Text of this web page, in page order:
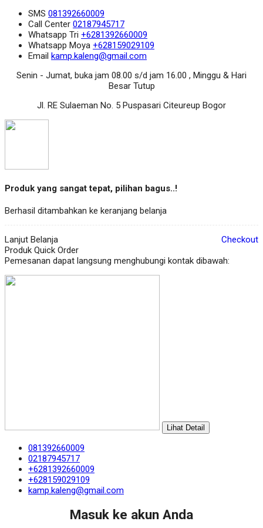
SMS 081392660009
Call Center 02187945717
Whatsapp Tri +6281392660009
Whatsapp Moya +628159029109
Email kamp.kaleng@gmail.com
Senin - Jumat, buka jam 08.00 s/d jam 16.00 , Minggu & Hari
Besar Tutup
Jl. RE Sulaeman No. 5 Puspasari Citeureup Bogor
Produk yang sangat tepat, pilihan bagus..!
Berhasil ditambahkan ke keranjang belanja
Lanjut Belanja
Checkout
Produk Quick Order
Pemesanan dapat langsung menghubungi kontak dibawah:
Lihat Detail
081392660009
02187945717
+6281392660009
+628159029109
kamp.kaleng@gmail.com
Masuk ke akun Anda